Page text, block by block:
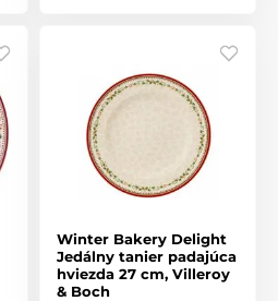
Winter Bakery Delight
Jedálny tanier padajúca
hviezda 27 cm, Villeroy
& Boch